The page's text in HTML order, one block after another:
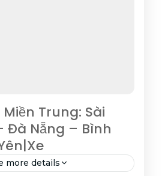
Trung: Sài
Đà Nẵng – Bình
more details